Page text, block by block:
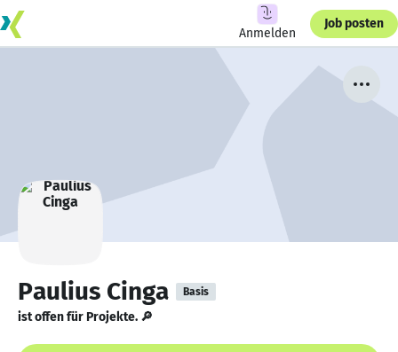
Anmelden
Job posten
Paulius Cinga Basis
ist offen für Projekte. 🔎